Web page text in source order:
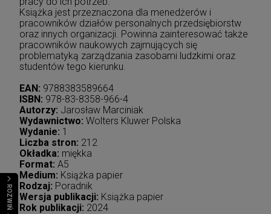
ROZWIŃ
Książka jest przeznaczona dla menedżerów i
pracowników działów personalnych przedsiębiorstw
oraz innych organizacji. Powinna zainteresować także
pracowników naukowych zajmujących się
problematyką zarządzania zasobami ludzkimi oraz
studentów tego kierunku.
EAN: 9788383589664
ISBN: 978-83-8358-966-4
Autorzy: Jarosław Marciniak
Wydawnictwo: Wolters Kluwer Polska
Wydanie: 1
Liczba stron: 212
Okładka: miękka
Format: A5
Medium: Książka papier
Rodzaj: Poradnik
Wersja publikacji: Książka papier
Rok publikacji: 2024